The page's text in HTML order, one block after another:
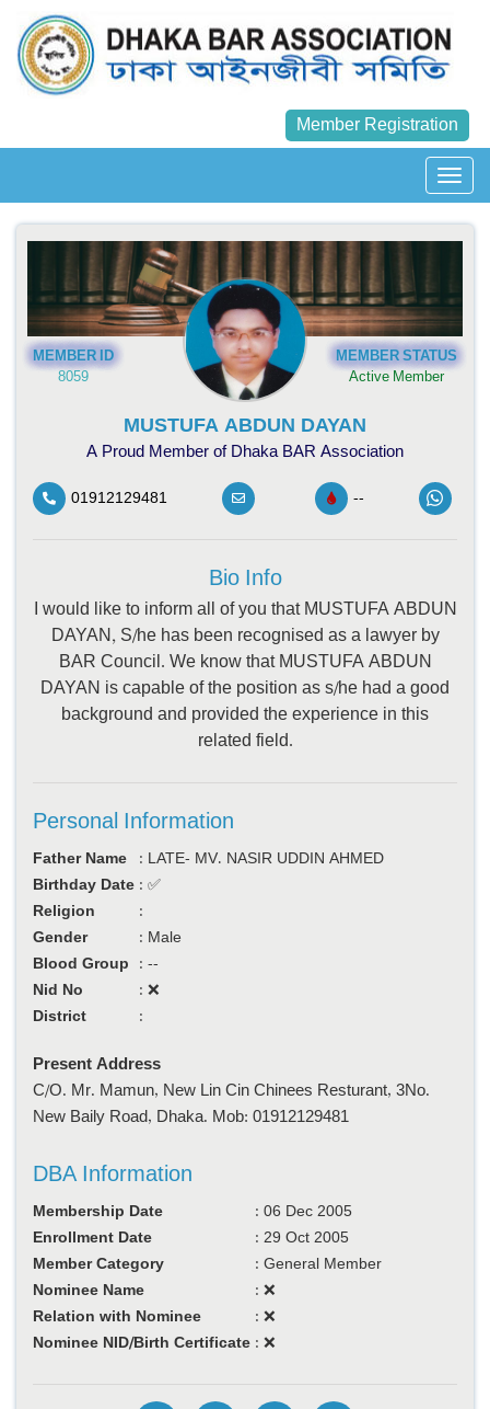
Member Registration
MEMBER ID
8059
MEMBER STATUS
Active Member
MUSTUFA ABDUN DAYAN
A Proud Member of Dhaka BAR Association
01912129481 --
Bio Info
I would like to inform all of you that MUSTUFA ABDUN
DAYAN, S/he has been recognised as a lawyer by
BAR Council. We know that MUSTUFA ABDUN
DAYAN is capable of the position as s/he had a good
background and provided the experience in this
related field.
Personal Information
Father Name : LATE- MV. NASIR UDDIN AHMED
Birthday Date : ✅
Religion
:
Gender
: Male
Blood Group
: --
Nid No
: ❌
District
:
Present Address
C/O. Mr. Mamun, New Lin Cin Chinees Resturant, 3No.
New Baily Road, Dhaka. Mob: 01912129481
DBA Information
Membership Date : 06 Dec 2005
Enrollment Date
: 29 Oct 2005
Member Category
: General Member
Nominee Name
: ❌
Relation with Nominee
: ❌
Nominee NID/Birth Certificate : ❌